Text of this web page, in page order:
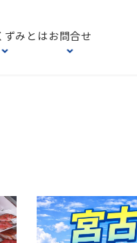
ずみとはお問合せ